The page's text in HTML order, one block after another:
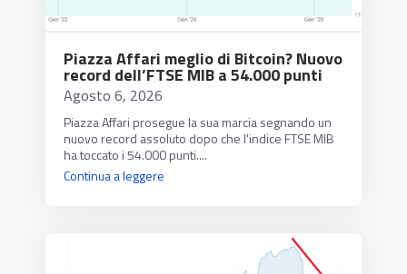
Piazza Affari meglio di Bitcoin? Nuovo
record dell’FTSE MIB a 54.000 punti
Agosto 6, 2026
Piazza Affari prosegue la sua marcia segnando un
nuovo record assoluto dopo che l'indice FTSE MIB
ha toccato i 54.000 punti....
Continua a leggere